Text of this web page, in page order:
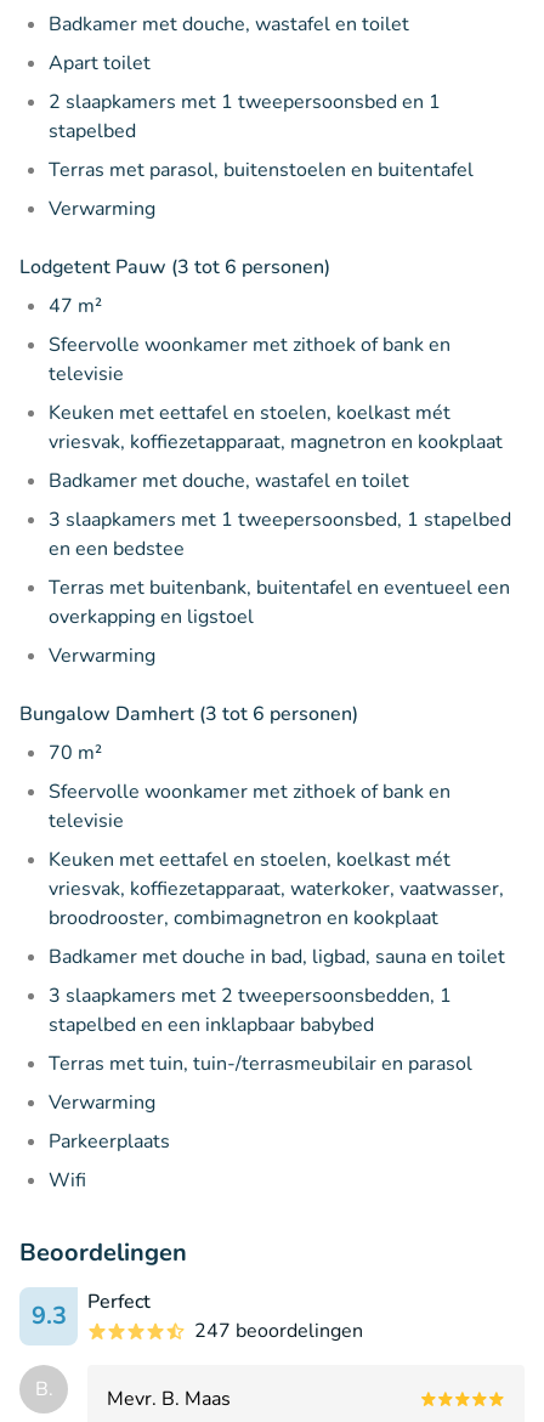
Badkamer met douche, wastafel en toilet
Apart toilet
2 slaapkamers met 1 tweepersoonsbed en 1
stapelbed
Terras met parasol, buitenstoelen en buitentafel
Verwarming
Lodgetent Pauw (3 tot 6 personen)
47 m²
Sfeervolle woonkamer met zithoek of bank en
televisie
Keuken met eettafel en stoelen, koelkast mét
vriesvak, koffiezetapparaat, magnetron en kookplaat
Badkamer met douche, wastafel en toilet
3 slaapkamers met 1 tweepersoonsbed, 1 stapelbed
en een bedstee
Terras met buitenbank, buitentafel en eventueel een
overkapping en ligstoel
Verwarming
Bungalow Damhert (3 tot 6 personen)
70 m²
Sfeervolle woonkamer met zithoek of bank en
televisie
Keuken met eettafel en stoelen, koelkast mét
vriesvak, koffiezetapparaat, waterkoker, vaatwasser,
broodrooster, combimagnetron en kookplaat
Badkamer met douche in bad, ligbad, sauna en toilet
3 slaapkamers met 2 tweepersoonsbedden, 1
stapelbed en een inklapbaar babybed
Terras met tuin, tuin-/terrasmeubilair en parasol
Verwarming
Parkeerplaats
Wifi
Beoordelingen
9.3
Perfect
247 beoordelingen
B.
Mevr. B. Maas